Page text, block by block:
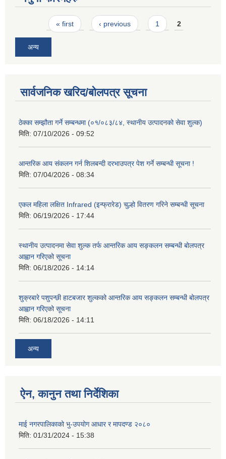
Pages« first ‹ previous 1 2
अन्य
सार्वजनिक खरिद/बोलपत्र सूचना
ठेक्का सम्झौता गर्ने सम्बन्धमा (०१/०८३/८४, स्थानीय उत्पादनको सेवा शुल्क)
मिति: 07/10/2026 - 09:52
आन्तरिक आय संकलन गर्न शिलबन्दी दरभाउपत्र पेश गर्ने सम्बन्धी सूचना !
मिति: 07/04/2026 - 08:34
एकल महिला लक्षित Infrared (इन्फ्रारेड) चुल्हो वितरण गरिने सम्बन्धी सूचना
मिति: 06/19/2026 - 17:44
स्थानीय उत्पादनमा सेवा शुल्क तर्फ आन्तरिक आय सङ्कलन सम्बन्धी बोलपत्र
आह्वान गरिएको सूचना
मिति: 06/18/2026 - 14:14
शुक्रबारे पशुपन्छी हाटबजार शुल्कको आन्तरिक आय सङ्कलन सम्बन्धी बोलपत्र
आह्वान गरिएको सूचना
मिति: 06/18/2026 - 14:11
अन्य
ऐन, कानुन तथा निर्देशिका
माई नगरपालिकाको भु-उपयोग आधार र मापदण्ड २०८०
मिति: 01/31/2024 - 15:38